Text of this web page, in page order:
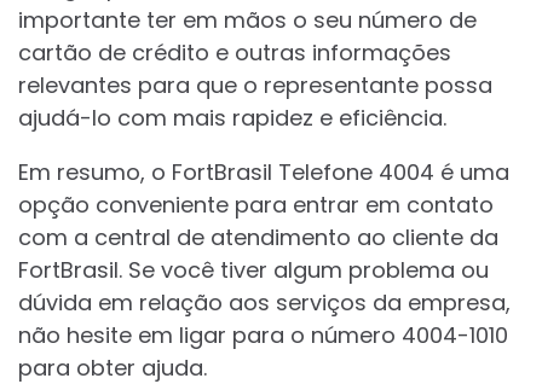
importante ter em mãos o seu número de
cartão de crédito e outras informações
relevantes para que o representante possa
ajudá-lo com mais rapidez e eficiência.
Em resumo, o FortBrasil Telefone 4004 é uma
opção conveniente para entrar em contato
com a central de atendimento ao cliente da
FortBrasil. Se você tiver algum problema ou
dúvida em relação aos serviços da empresa,
não hesite em ligar para o número 4004-1010
para obter ajuda.